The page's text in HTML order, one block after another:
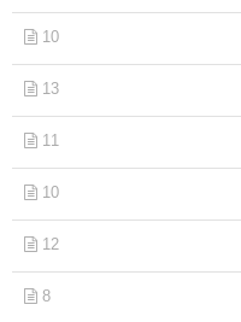
10
13
11
10
12
8